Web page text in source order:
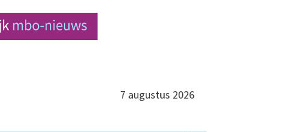
7 augustus 2026